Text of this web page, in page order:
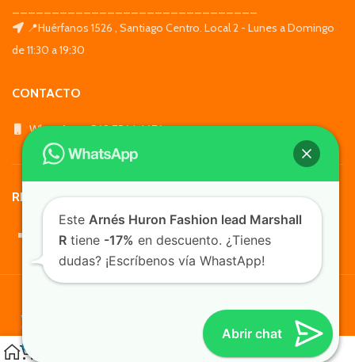
📍Huérfanos 1526 , Santiago Centro. Local 2 - Lunes a Domingo
de 11:30 a 19:30
CONTACTO
WhatsApp: +569 7564 4676
REDES SOCIALES
TusMascotas.cl
Abrir chat
Este Arnés Huron Fashion lead Marshall
R tiene -17% en descuento. ¿Tienes
dudas? ¡Escríbenos vía WhastApp!